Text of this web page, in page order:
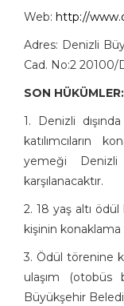
Web: http://
Adres: Denizli
Cad. No:2 20100/
SON HÜKÜMLER:
1. Denizli
katılımcıların
yemeği Denizli
karşılanacaktır.
2. 18 yaş altı ödül
kişinin konaklama
3. Ödül törenine
ulaşım (otobüs
Büyükşehir